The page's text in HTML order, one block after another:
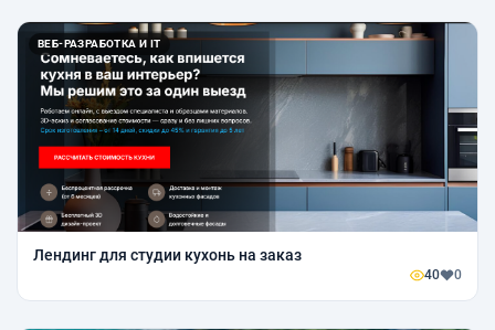
ВЕБ-РАЗРАБОТКА И IT
Лендинг для студии кухонь на заказ
40 0